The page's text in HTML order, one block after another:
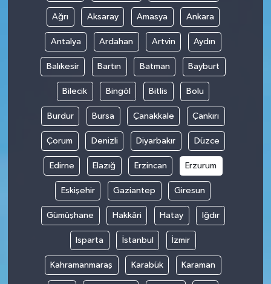
Ağrı Aksaray Amasya Ankara
Antalya Ardahan Artvin Aydın
Balıkesir Bartın Batman Bayburt
Bilecik Bingöl Bitlis Bolu
Burdur Bursa Çanakkale Çankırı
Çorum Denizli Diyarbakır Düzce
Edirne Elazığ Erzincan Erzurum
Eskişehir Gaziantep Giresun
Gümüşhane Hakkâri Hatay Iğdır
Isparta İstanbul İzmir
Kahramanmaraş Karabük Karaman